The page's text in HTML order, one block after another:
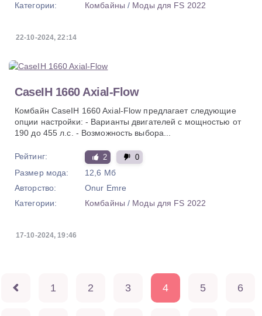
Категории:
Комбайны / Моды для FS 2022
22-10-2024, 22:14
CaseIH 1660 Axial-Flow
Комбайн CaseIH 1660 Axial-Flow предлагает следующие
опции настройки: - Варианты двигателей с мощностью от
190 до 455 л.с. - Возможность выбора...
Рейтинг: 2 0
Размер мода:
12,6 Мб
Авторство:
Onur Emre
Категории:
Комбайны / Моды для FS 2022
17-10-2024, 19:46
1 2 3 4 5 6